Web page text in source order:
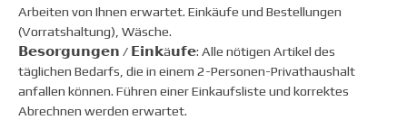
Arbeiten von Ihnen erwartet. Einkäufe und Bestellungen
(Vorratshaltung), Wäsche.
𝗕𝗲𝘀𝗼𝗿𝗴𝘂𝗻𝗴𝗲𝗻 / 𝗘𝗶𝗻𝗸ä𝘂𝗳𝗲: Alle nötigen Artikel des
täglichen Bedarfs, die in einem 2-Personen-Privathaushalt
anfallen können. Führen einer Einkaufsliste und korrektes
Abrechnen werden erwartet.